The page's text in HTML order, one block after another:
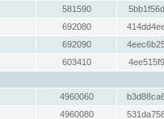
581590
692080
692090
603410
4960060
4960080